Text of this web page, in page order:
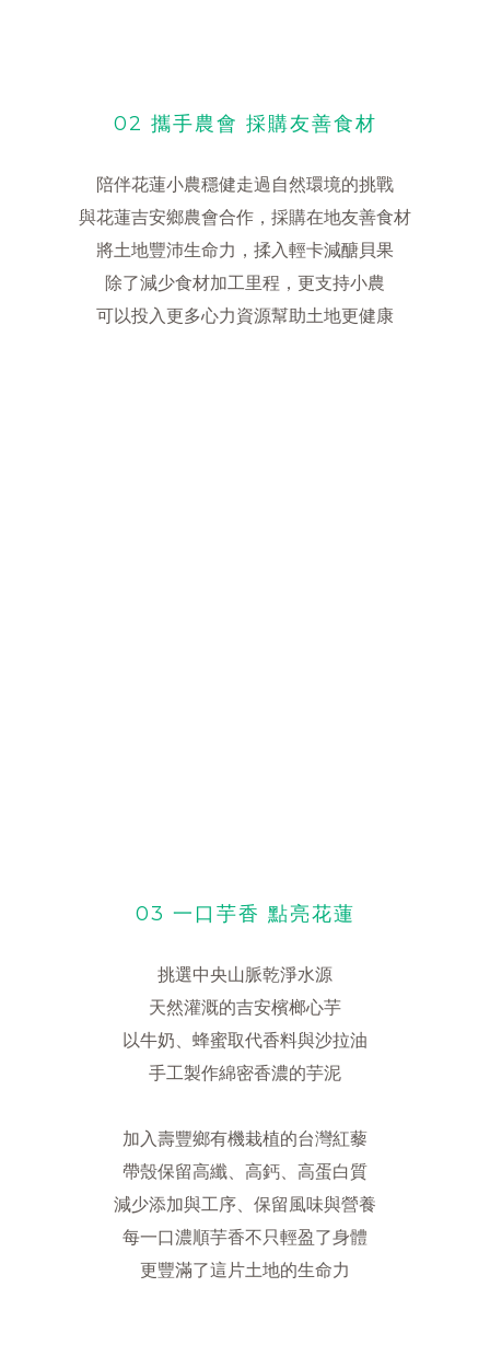
02 攜手農會 採購友善食材
陪伴花蓮小農穩健走過自然環境的挑戰
與花蓮吉安鄉農會合作，採購在地友善食材
將土地豐沛生命力，揉入輕卡減醣貝果
除了減少食材加工里程，更支持小農
可以投入更多心力資源幫助土地更健康
03 一口芋香 點亮花蓮
挑選中央山脈乾淨水源
天然灌溉的吉安檳榔心芋
以牛奶、蜂蜜取代香料與沙拉油
手工製作綿密香濃的芋泥
加入壽豐鄉有機栽植的台灣紅藜
帶殼保留高纖、高鈣、高蛋白質
減少添加與工序、保留風味與營養
每一口濃順芋香不只輕盈了身體
更豐滿了這片土地的生命力